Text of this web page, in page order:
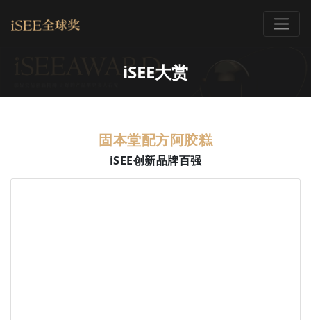
iSEE大赏
固本堂配方阿胶糕
iSEE创新品牌百强